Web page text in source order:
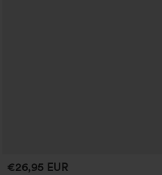
€26,95 EUR